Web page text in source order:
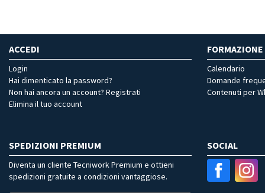
ACCEDI
Login
Hai dimenticato la password?
Non hai ancora un account? Registrati
Elimina il tuo account
FORMAZIONE
Calendario
Domande
Contenuti per
SPEDIZIONI PREMIUM
Diventa un cliente Tecniwork Premium e ottieni
spedizioni gratuite a condizioni vantaggiose.
SOCIAL